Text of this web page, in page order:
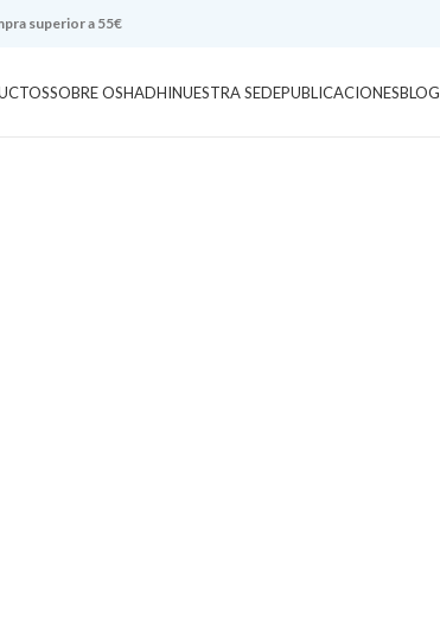
superior a 55€
SOBRE OSHADHINUESTRA SEDEPUBLICACIONESBLOG